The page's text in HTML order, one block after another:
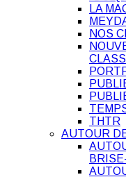
LA
NOS
THTR
AUTOUR